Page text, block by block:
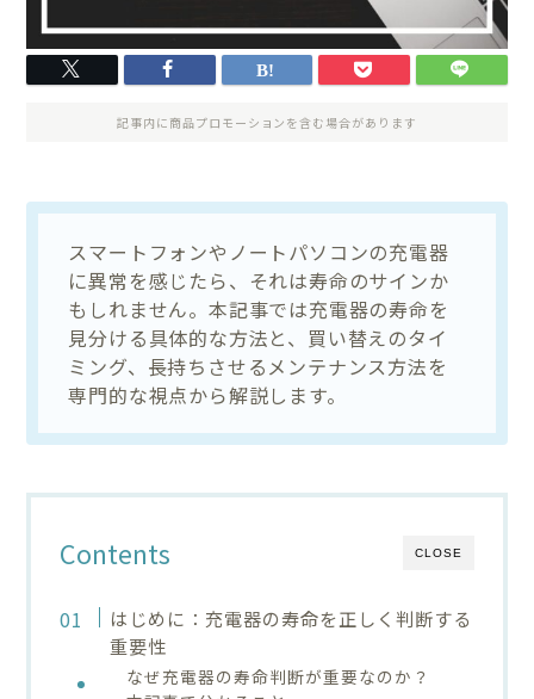
記事内に商品プロモーションを含む場合があります
スマートフォンやノートパソコンの充電器
に異常を感じたら、それは寿命のサインか
もしれません。本記事では充電器の寿命を
見分ける具体的な方法と、買い替えのタイ
ミング、長持ちさせるメンテナンス方法を
専門的な視点から解説します。
CLOSE
Contents
はじめに：充電器の寿命を正しく判断する
重要性
なぜ充電器の寿命判断が重要なのか？